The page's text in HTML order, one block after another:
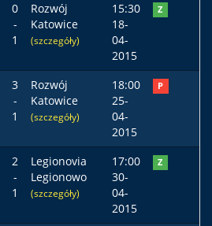
0
-
1
Rozwój
Katowice
(szczegóły)
15:30
18-
04-
2015
Z
3
-
1
Rozwój
Katowice
(szczegóły)
18:00
25-
04-
2015
P
2
-
1
Legionovia
Legionowo
(szczegóły)
17:00
30-
04-
2015
Z